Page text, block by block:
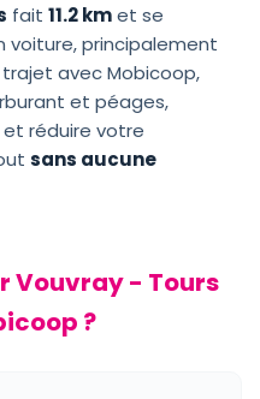
fait 11.2 kmet se
voiture, principalement
avec Mobicoop,
et péages,
réduire votre
sans aucune
Vouvray - Tours
?